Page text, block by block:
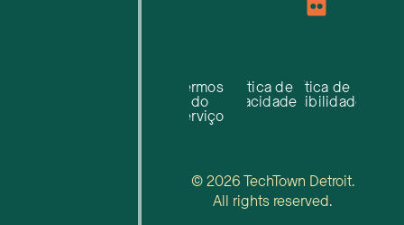
Termos
do
serviço
Política de
privacidade
Política de
acessibilidade
© 2026 TechTown Detroit.
All rights reserved.